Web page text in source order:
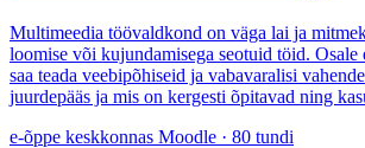
Multimeedia töövaldkond on väga lai ja
loomise või kujundamisega seotuid töid. Osale
saa teada veebipõhiseid ja vabavaralisi
juurdepääs ja mis on kergesti õpitavad ning
e-õppe keskkonnas Moodle · 80 tundi